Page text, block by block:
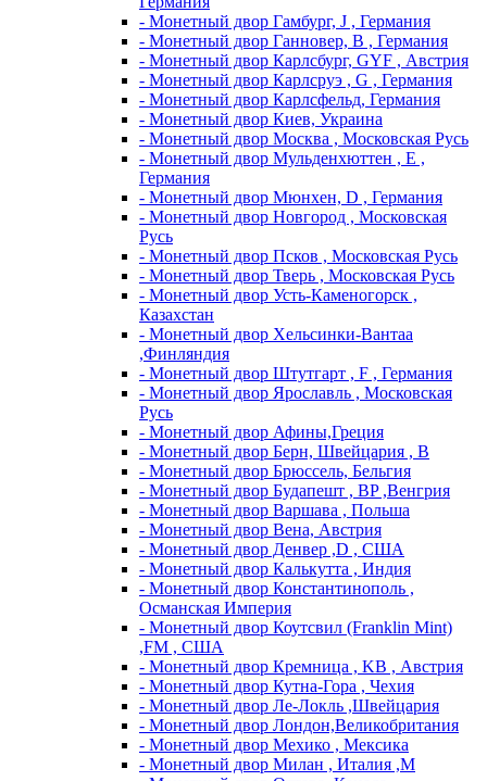
- Монетный двор Гамбург, J , Германия
- Монетный двор Ганновер, B , Германия
- Монетный двор Карлсбург, GYF , Австрия
- Монетный двор Карлсруэ , G , Германия
- Монетный двор Карлсфельд, Германия
- Монетный двор Киев, Украина
- Монетный двор Москва , Московская Русь
- Монетный двор Мульденхюттен , Е ,
Германия
- Монетный двор Мюнхен, D , Германия
- Монетный двор Новгород , Московская
Русь
- Монетный двор Псков , Московская Русь
- Монетный двор Тверь , Московская Русь
- Монетный двор Усть-Каменогорск ,
Казахстан
- Монетный двор Хельсинки-Вантаа
,Финляндия
- Монетный двор Штутгарт , F , Германия
- Монетный двор Ярославль , Московская
Русь
- Монетный двор Афины,Греция
- Монетный двор Берн, Швейцария , В
- Монетный двор Брюссель, Бельгия
- Монетный двор Будапешт , BP ,Венгрия
- Монетный двор Варшава , Польша
- Монетный двор Вена, Австрия
- Монетный двор Денвер ,D , США
- Монетный двор Калькутта , Индия
- Монетный двор Константинополь ,
Османская Империя
- Монетный двор Коутсвил (Franklin Mint)
,FM , США
- Монетный двор Кремница , KB , Австрия
- Монетный двор Кутна-Гора , Чехия
- Монетный двор Ле-Локль ,Швейцария
- Монетный двор Лондон,Великобритания
- Монетный двор Мехико , Мексика
- Монетный двор Милан , Италия ,M